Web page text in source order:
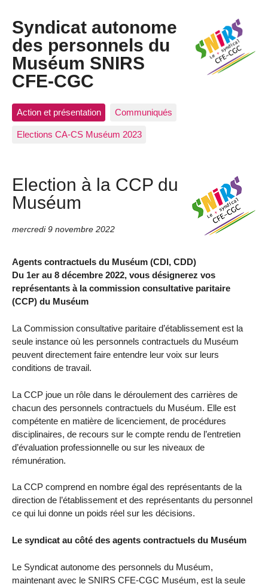
Syndicat autonome
des personnels du
Muséum SNIRS
CFE-CGC
Action et présentation Communiqués
Elections CA-CS Muséum 2023
Election à la CCP du
Muséum
mercredi 9 novembre 2022
Agents contractuels du Muséum (CDI, CDD)
Du 1er au 8 décembre 2022, vous désignerez vos
représentants à la commission consultative paritaire
(CCP) du Muséum
La Commission consultative paritaire d’établissement est la
seule instance où les personnels contractuels du Muséum
peuvent directement faire entendre leur voix sur leurs
conditions de travail.
La CCP joue un rôle dans le déroulement des carrières de
chacun des personnels contractuels du Muséum. Elle est
compétente en matière de licenciement, de procédures
disciplinaires, de recours sur le compte rendu de l’entretien
d’évaluation professionnelle ou sur les niveaux de
rémunération.
La CCP comprend en nombre égal des représentants de la
direction de l’établissement et des représentants du personnel
ce qui lui donne un poids réel sur les décisions.
Le syndicat au côté des agents contractuels du Muséum
Le Syndicat autonome des personnels du Muséum,
maintenant avec le SNIRS CFE-CGC Muséum, est la seule